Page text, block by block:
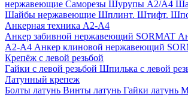
нержавеющие Саморезы Шурупы А2/А4
Шайбы нержавеющие Шплинт. Штифт.
Анкерная техника А2-А4
Анкер забивной нержавеющий SORMAT
A2-A4 Анкер клиновой нержавеющий
Крепёж с левой резьбой
Гайки с левой резьбой Шпилька с левой
Латунный крепеж
Болты латунь Винты латунь Гайки латунь